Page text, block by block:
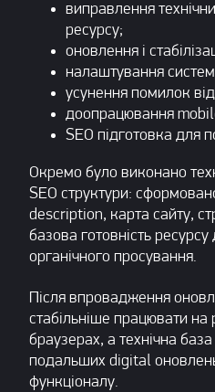
виправлення
ресурсу;
оновлення і
налаштування
усунення помилок
доопрацювання
SEO підготовка для
Окремо було виконано
SEO структури:
description, карта сайту,
базова готовність
органічного просування.
Після впровадження
стабільніше працювати на
браузерах, а технічна
подальших digital
функціоналу.